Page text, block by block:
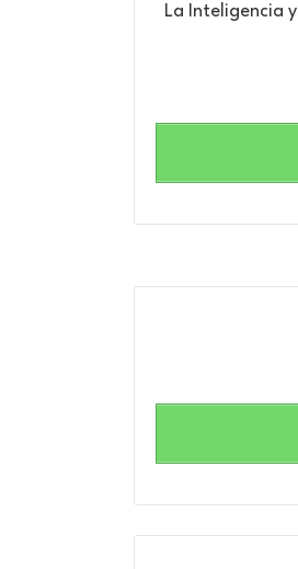
La Inteligencia